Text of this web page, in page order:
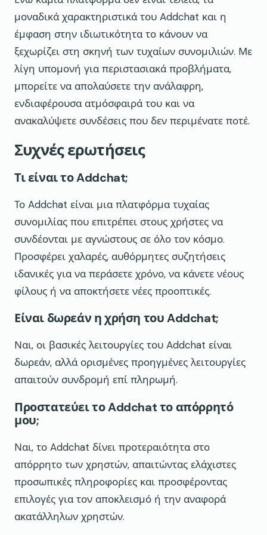
μοναδικά χαρακτηριστικά του Addchat και η
έμφαση στην ιδιωτικότητα το κάνουν να
ξεχωρίζει στη σκηνή των τυχαίων συνομιλιών. Με
λίγη υπομονή για περιστασιακά προβλήματα,
μπορείτε να απολαύσετε την ανάλαφρη,
ενδιαφέρουσα ατμόσφαιρά του και να
ανακαλύψετε συνδέσεις που δεν περιμένατε ποτέ.
Συχνές ερωτήσεις
Τι είναι το Addchat;
Το Addchat είναι μια πλατφόρμα τυχαίας
συνομιλίας που επιτρέπει στους χρήστες να
συνδέονται με αγνώστους σε όλο τον κόσμο.
Προσφέρει χαλαρές, αυθόρμητες συζητήσεις
ιδανικές για να περάσετε χρόνο, να κάνετε νέους
φίλους ή να αποκτήσετε νέες προοπτικές.
Είναι δωρεάν η χρήση του Addchat;
Ναι, οι βασικές λειτουργίες του Addchat είναι
δωρεάν, αλλά ορισμένες προηγμένες λειτουργίες
απαιτούν συνδρομή επί πληρωμή.
Προστατεύει το Addchat το απόρρητό
μου;
Ναι, το Addchat δίνει προτεραιότητα στο
απόρρητο των χρηστών, απαιτώντας ελάχιστες
προσωπικές πληροφορίες και προσφέροντας
επιλογές για τον αποκλεισμό ή την αναφορά
ακατάλληλων χρηστών.